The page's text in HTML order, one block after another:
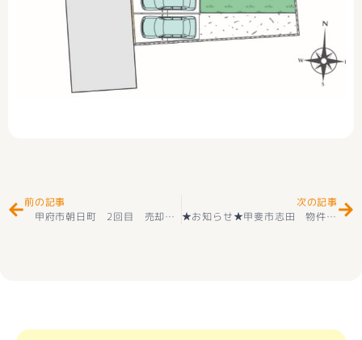
前の記事
甲府市朝日町 2回目 売却相談 ありがとうございました(^^♪
次の記事
★お知らせ★甲斐市志田 物件お申込みありがとうございます(^_-)-☆